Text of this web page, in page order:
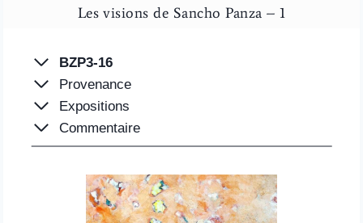
Les visions de Sancho Panza – 1
BZP3-16
Provenance
Expositions
Commentaire